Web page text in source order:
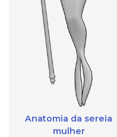
Anatomia da sereia
mulher